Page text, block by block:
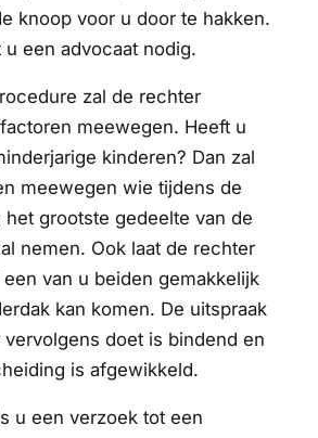
knoop voor u door te hakken.
u een advocaat nodig.
zal de rechter
meewegen. Heeft u
kinderen? Dan zal
meewegen wie tijdens de
grootste gedeelte van de
nemen. Ook laat de rechter
van u beiden gemakkelijk
kan komen. De uitspraak
doet is bindend en
is afgewikkeld.
u een verzoek tot een